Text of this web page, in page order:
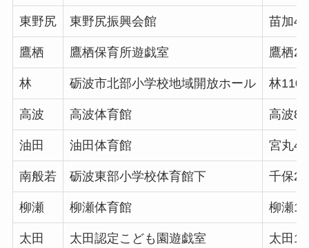
東野尻 東野尻振興会館 苗加
鷹栖 鷹栖保育所遊戯室 鷹栖
林 砺波市北部小学校地域開放ホール 林1104
高波 高波体育館 高波
油田 油田体育館 宮丸
南般若 砺波東部小学校体育館下 千保
柳瀬 柳瀬体育館 柳瀬10
太田 太田認定こども園遊戯室 太田